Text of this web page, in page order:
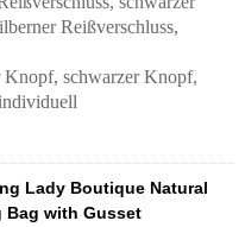
Reißverschluss,
schwarzer Knopf,
Lady Boutique Natural
Bag with Gusset